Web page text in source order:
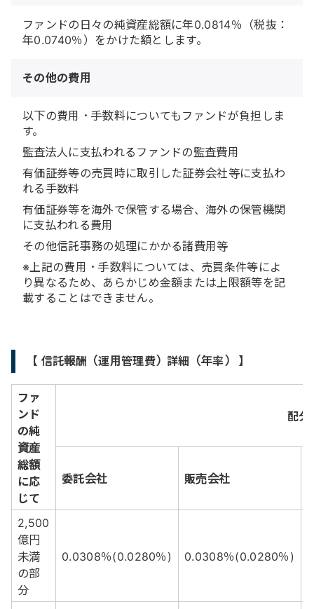
ファンドの日々の純資産総額に年0.0814％（税抜：
年0.0740％）をかけた額とします。
その他の費用
以下の費用・手数料についてもファンドが負担しま
す。
監査法人に支払われるファンドの監査費用
有価証券等の売買時に取引した証券会社等に支払わ
れる手数料
有価証券等を海外で保管する場合、海外の保管機関
に支払われる費用
その他信託事務の処理にかかる諸費用等
※上記の費用・手数料については、売買条件等によ
り異なるため、あらかじめ金額または上限額等を記
載することはできません。
【 信託報酬（運用管理費）詳細（年率） 】
ファ
ンド
の純
資産
総額
に応
じて
配分
委託会社 販売会社
2,500
億円
未満
の部
分
0.0308％(0.0280％) 0.0308％(0.0280％)